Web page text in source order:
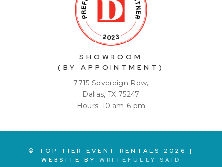
SHOWROOM
(BY APPOINTMENT)
7715 Sovereign Row,
Dallas, TX 75247
Hours: 10 am-6 pm
© TOP TIER EVENT RENTALS2026
|
WEBSITE BYWRITEFULLY SAID